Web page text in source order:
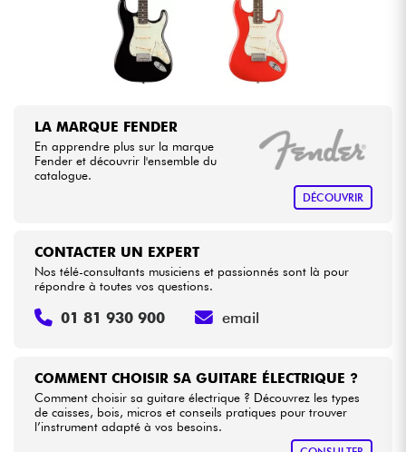
LA MARQUE FENDER
En apprendre plus sur la marque
Fender et découvrir l'ensemble du
catalogue.
DÉCOUVRIR
COMMENT CHOISIR SA GUITARE ÉLECTRIQUE ?
Comment choisir sa guitare électrique ? Découvrez les types
de caisses, bois, micros et conseils pratiques pour trouver
l’instrument adapté à vos besoins.
CONTACTER UN EXPERT
Nos télé-consultants musiciens et passionnés sont là pour
répondre à toutes vos questions.
01 81 930 900 email